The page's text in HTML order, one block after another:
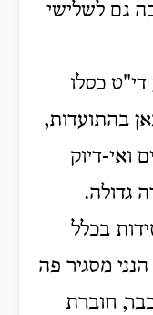
גם לשלישי
כסלו
בהתועדות,
ואי-דיוק
גדולה.
בכלל
מסגיר פה
חוברת